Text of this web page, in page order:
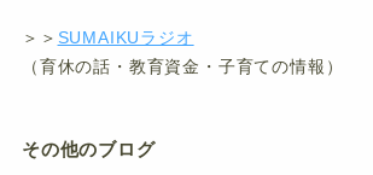
＞＞ SUMAIKUラジオ
（育休の話・教育資金・子育ての情報）
その他のブログ